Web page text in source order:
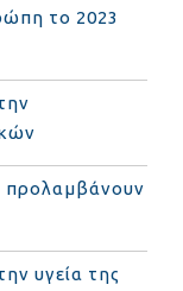
το 2023
προλαμβάνουν
υγεία της